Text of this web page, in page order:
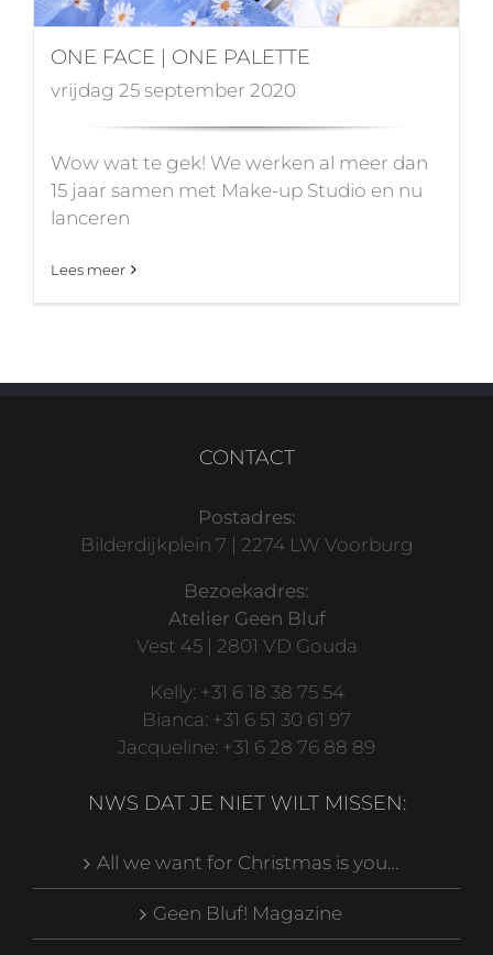
ONE FACE | ONE PALETTE
vrijdag 25 september 2020
Wow wat te gek! We werken al meer dan
15 jaar samen met Make-up Studio en nu
lanceren
Lees meer
CONTACT
Postadres:
Bilderdijkplein 7 | 2274 LW Voorburg
Bezoekadres:
Atelier Geen Bluf
Vest 45 | 2801 VD Gouda
Kelly: +31 6 18 38 75 54
Bianca: +31 6 51 30 61 97
Jacqueline: +31 6 28 76 88 89
NWS DAT JE NIET WILT MISSEN:
All we want for Christmas is you…
Geen Bluf! Magazine